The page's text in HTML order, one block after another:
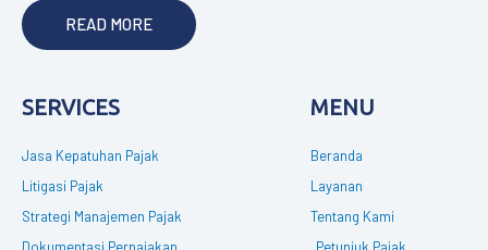
READ MORE
SERVICES
Jasa Kepatuhan Pajak
Litigasi Pajak
Strategi Manajemen Pajak
MENU
Beranda
Layanan
Tentang Kami